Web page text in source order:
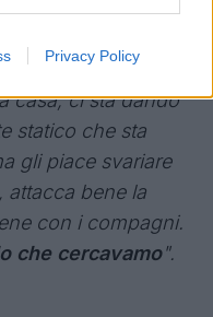
Privacy Policy
cercavamo.
casa, ci sta dando
statico che sta
gli piace svariare
attacca bene la
con i compagni.
che cercavamo".